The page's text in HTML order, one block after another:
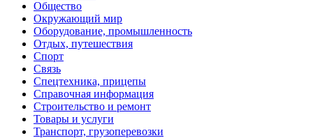
Общество
Окружающий мир
Оборудование, промышленность
Отдых, путешествия
Спорт
Связь
Спецтехника, прицепы
Справочная информация
Строительство и ремонт
Товары и услуги
Транспорт, грузоперевозки